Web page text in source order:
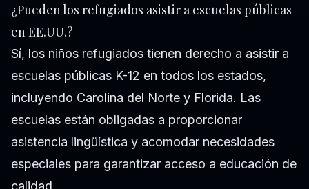
¿Pueden los refugiados asistir a escuelas públicas
en EE.UU.?
Sí, los niños refugiados tienen derecho a asistir a
escuelas públicas K-12 en todos los estados,
incluyendo Carolina del Norte y Florida. Las
escuelas están obligadas a proporcionar
asistencia lingüística y acomodar necesidades
especiales para garantizar acceso a educación de
calidad.